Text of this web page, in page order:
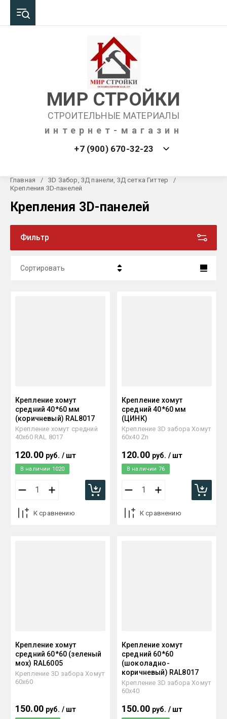
МИР СТРОЙКИ
СТРОИТЕЛЬНЫЕ МАТЕРИАЛЫ
интернет-магазин
+7 (900) 670-32-23
Главная / 3D Забор, 3Д панели, 3Д сетка Гиттер
/
Крепления 3D-панелей
Крепления 3D-панелей
Фильтр
Сортировать
Крепление хомут
средний 40*60 мм
(коричневый) RAL8017
Крепление хомут средний
40х60 RAL 8017
В наличии 1020
120.00 руб. / шт
К сравнению
Крепление хомут
средний 40*60 мм
(ЦИНК)
Крепление 3D забора Хомут
60х40 Zn
В наличии 76
120.00 руб. / шт
К сравнению
Крепление хомут
средний 60*60 (зеленый
мох) RAL6005
Крепление 3D забора Хомут
60х60
150.00 руб. / шт
Крепление хомут
средний 60*60
(шоколадно-
коричневый) RAL8017
Крепление 3D забора Хомут
60х40
150.00 руб. / шт